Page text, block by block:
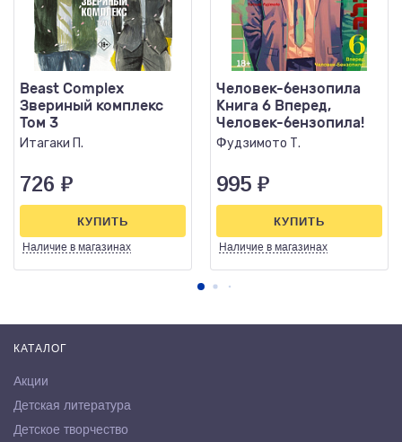
Beast Complex
Звериный комплекс
Том 3
Итагаки П.
726 ₽
Наличие в магазинах
КУПИТЬ
Человек-бензопила
Книга 6 Вперед,
Человек-бензопила!
Фудзимото Т.
995 ₽
Наличие в магазинах
КУПИТЬ
КАТАЛОГ
Акции
Детская литература
Детское творчество